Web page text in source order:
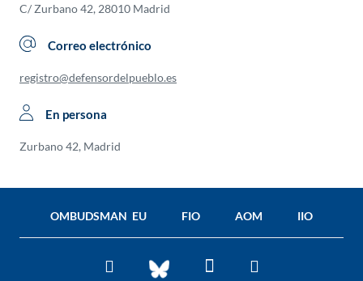
C/ Zurbano 42, 28010 Madrid
Correo electrónico
registro@defensordelpueblo.es
En persona
Zurbano 42, Madrid
OMBUDSMAN EU FIO AOM IIO
Twitter BlueSkyFacebookYou
Tube